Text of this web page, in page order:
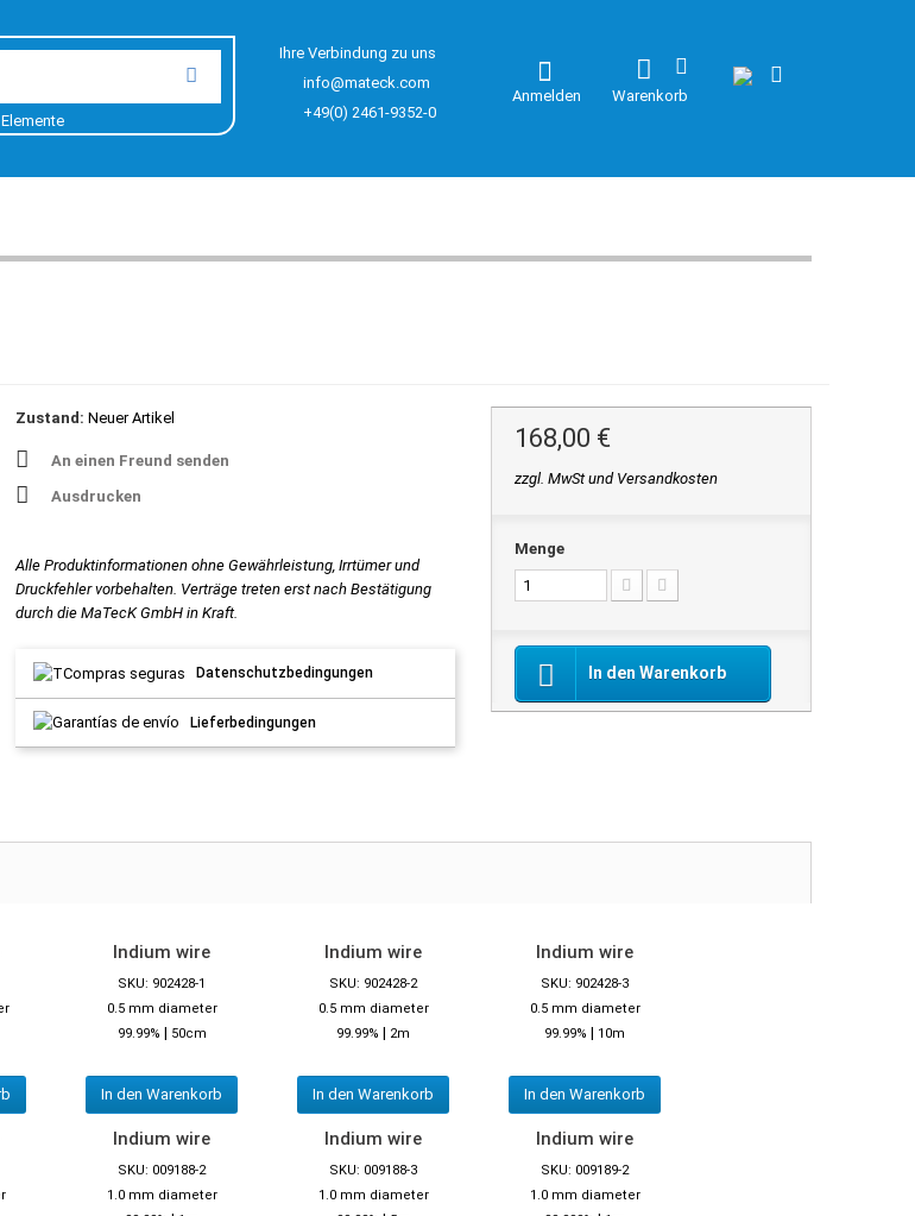
Ihre Verbindung zu uns
info@mateck.com
+49(0) 2461-9352-0
Warenkorb
Anmelden
Zustand: Neuer Artikel
An einen Freund senden
Ausdrucken
Alle Produktinformationen ohne Gewährleistung, Irrtümer und
Druckfehler vorbehalten. Verträge treten erst nach Bestätigung
durch die MaTecK GmbH in Kraft.
Datenschutzbedingungen
Lieferbedingungen
168,00 €
zzgl. MwSt und Versandkosten
Menge
In den Warenkorb
Indium wire
SKU: 902428-1
0.5 mm diameter
99.99% | 50cm
In den Warenkorb
Indium wire
SKU: 902428-2
0.5 mm diameter
99.99% | 2m
In den Warenkorb
Indium wire
SKU: 902428-3
0.5 mm diameter
99.99% | 10m
In den Warenkorb
Indium wire
SKU: 009188-2
1.0 mm diameter
Indium wire
SKU: 009188-3
1.0 mm diameter
Indium wire
SKU: 009189-2
1.0 mm diameter